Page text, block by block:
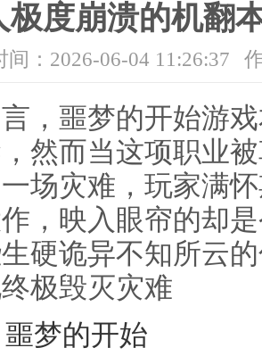
极度崩溃的机翻
间：2026-06-04 11:26:37
，噩梦的开始游
然而当这项职业
场灾难，玩家满
，映入眼帘的却
硬诡异不知所云
极毁灭灾难
梦的开始